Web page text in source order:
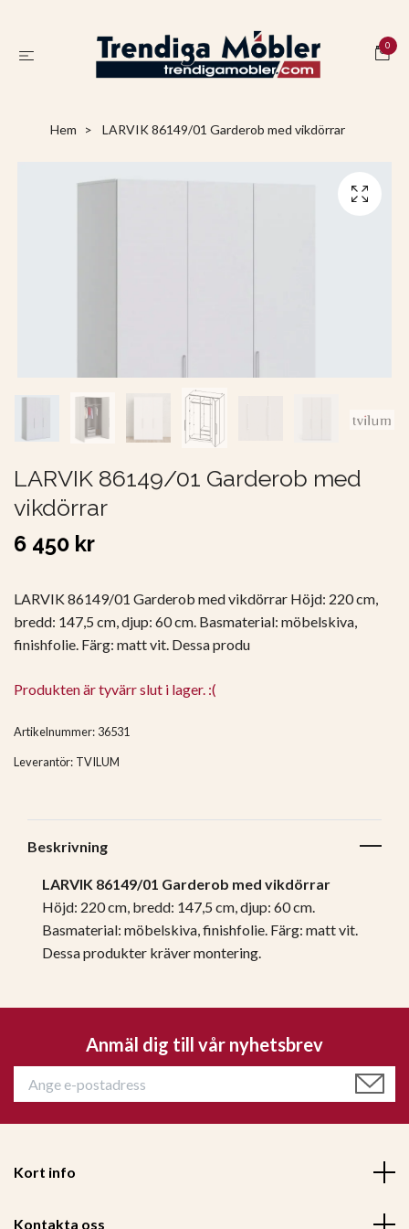
0
Hem LARVIK 86149/01 Garderob med vikdörrar
LARVIK 86149/01 Garderob med
vikdörrar
6 450 kr
LARVIK 86149/01 Garderob med vikdörrar Höjd: 220 cm,
bredd: 147,5 cm, djup: 60 cm. Basmaterial: möbelskiva,
finishfolie. Färg: matt vit. Dessa produ
Produkten är tyvärr slut i lager. :(
Artikelnummer: 36531
Leverantör: TVILUM
Beskrivning
LARVIK 86149/01 Garderob med vikdörrar
Höjd: 220 cm, bredd: 147,5 cm, djup: 60 cm.
Basmaterial: möbelskiva, finishfolie. Färg: matt vit.
Dessa produkter kräver montering.
Anmäl dig till vår nyhetsbrev
Kort info
Kontakta oss